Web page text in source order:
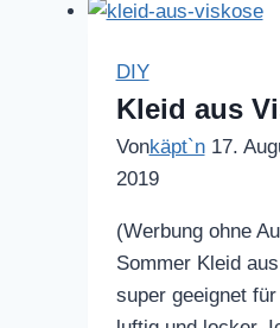
Filz
DIY
Kleid aus
Vonkäpt`n 17.
2019
(Werbung ohne
Sommer Kleid
super geeignet